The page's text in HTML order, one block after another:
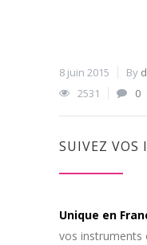
8 juin 2015 By
2531
0
SUIVEZ VOS
Unique en
vos instruments